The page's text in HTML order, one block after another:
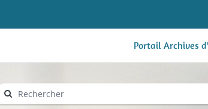
Portail Archives